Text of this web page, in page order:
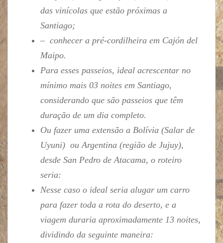
das vinícolas que estão próximas a
Santiago;
– conhecer a pré-cordilheira em Cajón del
Maipo.
Para esses passeios, ideal acrescentar no
mínimo mais 03 noites em Santiago,
considerando que são passeios que têm
duração de um dia completo.
Ou fazer uma extensão a Bolívia (Salar de
Uyuni) ou Argentina (região de Jujuy),
desde San Pedro de Atacama, o roteiro
seria:
Nesse caso o ideal seria alugar um carro
para fazer toda a rota do deserto, e a
viagem duraria aproximadamente 13 noites,
dividindo da seguinte maneira: